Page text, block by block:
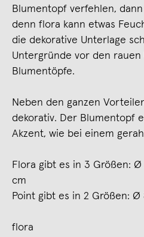
Blumentopf verfehlen,
denn flora kann etwas
die dekorative Unterlage
Untergründe vor den
Blumentöpfe.
Neben den ganzen
dekorativ. Der Blumentopf
Akzent, wie bei einem
Flora gibt es in 3 Größen:
cm
Point gibt es in 2 Größen: Ø
flora